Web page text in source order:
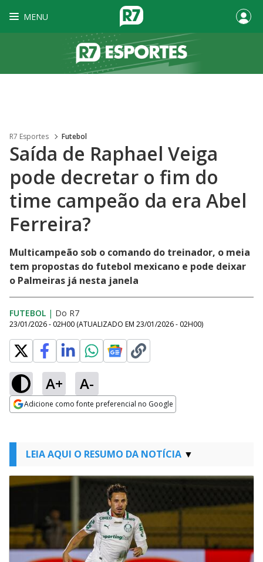
MENU
R7 Esportes Futebol
Saída de Raphael Veiga
pode decretar o fim do
time campeão da era Abel
Ferreira?
Multicampeão sob o comando do treinador, o meia
tem propostas do futebol mexicano e pode deixar
o Palmeiras já nesta janela
FUTEBOL | Do R7
23/01/2026 - 02H00 (ATUALIZADO EM 23/01/2026 - 02H00)
A+ A-
Adicione como fonte preferencial no Google
LEIA AQUI O RESUMO DA NOTÍCIA